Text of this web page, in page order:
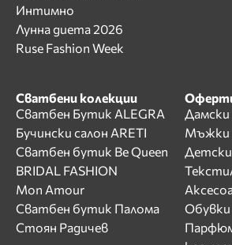
Интимно
Лунна диета 2026
Ruse Fashion Week
Сватбени колекции
Сватбен Бутик ALEGRA
Бучински салон ARETI
Сватбен бутик Be Queen
BRIDAL FASHION
Mon Amour
Сватбен бутик Палома
Стоян Радичев
Дамски
Мъжки
Обувки